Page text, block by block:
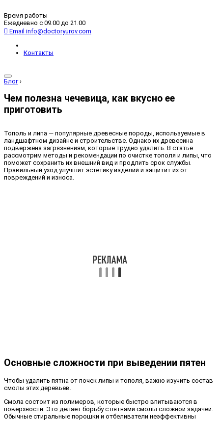
Время работы
Ежедневно с 09.00 до 21.00
Email info@doctoryurov.com
Контакты
Блог ›
Чем полезна чечевица, как вкусно ее
приготовить
Тополь и липа — популярные древесные породы, используемые в
ландшафтном дизайне и строительстве. Однако их древесина
подвержена загрязнениям, которые трудно удалить. В статье
рассмотрим методы и рекомендации по очистке тополя и липы, что
поможет сохранить их внешний вид и продлить срок службы.
Правильный уход улучшит эстетику изделий и защитит их от
повреждений и износа.
Основные сложности при выведении пятен
Чтобы удалить пятна от почек липы и тополя, важно изучить состав
смолы этих деревьев.
Смола состоит из полимеров, которые быстро впитываются в
поверхности. Это делает борьбу с пятнами смолы сложной задачей.
Обычные стиральные порошки и отбеливатели неэффективны